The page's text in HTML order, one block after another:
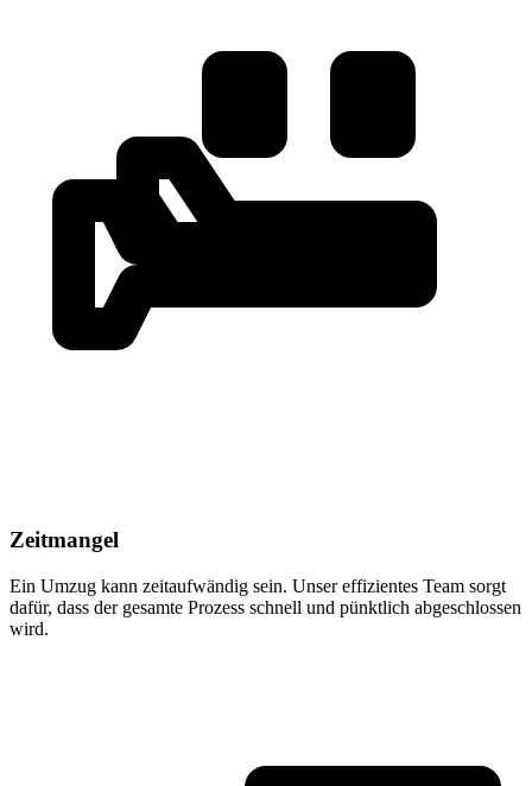
Zeitmangel
Ein Umzug kann zeitaufwändig sein. Unser effizientes Team sorgt
dafür, dass der gesamte Prozess schnell und pünktlich abgeschlossen
wird.